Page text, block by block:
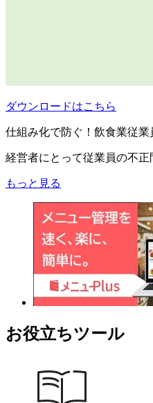
ダウンロードはこちら
仕組み化で防ぐ！飲食業従
経営者にとって従業員の不正
もっと見る
お役立ちツール